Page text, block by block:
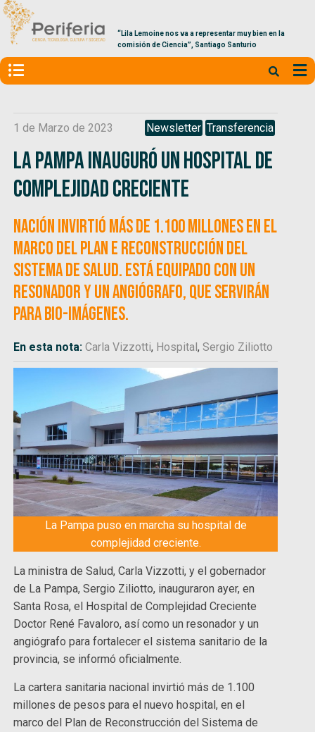
“Lila Lemoine nos va a representar muy bien en la
comisión de Ciencia”, Santiago Santurio
1 de Marzo de 2023 Newsletter Transferencia
La Pampa inauguró un hospital de
complejidad creciente
Nación invirtió más de 1.100 millones en el
marco del Plan e Reconstrucción del
Sistema de Salud. Está equipado con un
resonador y un angiógrafo, que servirán
para bio-imágenes.
En esta nota:Carla Vizzotti, Hospital,Sergio Ziliotto
La Pampa puso en marcha su hospital de
complejidad creciente.
La ministra de Salud, Carla Vizzotti, y el gobernador
de La Pampa, Sergio Ziliotto, inauguraron ayer, en
Santa Rosa, el Hospital de Complejidad Creciente
Doctor René Favaloro, así como un resonador y un
angiógrafo para fortalecer el sistema sanitario de la
provincia, se informó oficialmente.
La cartera sanitaria nacional invirtió más de 1.100
millones de pesos para el nuevo hospital, en el
marco del Plan de Reconstrucción del Sistema de